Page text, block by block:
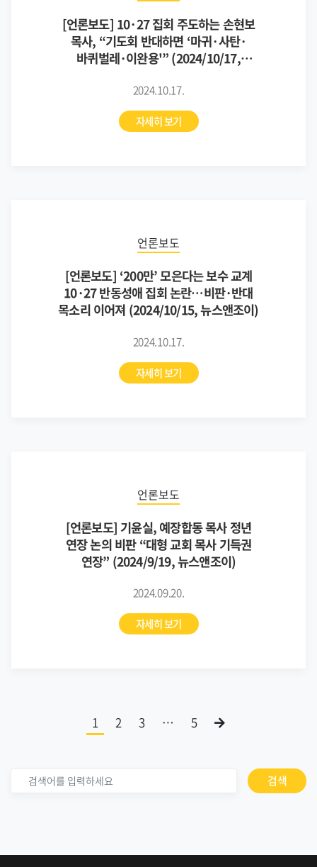
[언론보도] 10·27 집회 주도하는 손현보
목사, “기도회 반대하면 ‘마귀·사탄·
바퀴벌레·이완용'” (2024/10/17,
2024.10.17.
자세히 보기
언론보도
[언론보도] ‘200만’ 모은다는 보수 교계
10·27 반동성애 집회 논란…비판·반대
목소리 이어져 (2024/10/15, 뉴스앤조이)
2024.10.17.
자세히 보기
언론보도
[언론보도] 기윤실, 예장합동 목사 정년
연장 논의 비판 “대형 교회 목사 기득권
연장” (2024/9/19, 뉴스앤조이)
2024.09.20.
자세히 보기
1 2 3 … 5
검색